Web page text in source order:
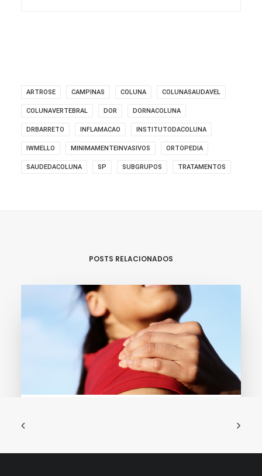
ARTROSE CAMPINAS COLUNA COLUNASAUDAVEL
COLUNAVERTEBRAL DOR DORNACOLUNA
DRBARRETO INFLAMACAO INSTITUTODACOLUNA
IWMELLO MINIMAMENTEINVASIVOS ORTOPEDIA
SAUDEDACOLUNA SP SUBGRUPOS TRATAMENTOS
POSTS RELACIONADOS